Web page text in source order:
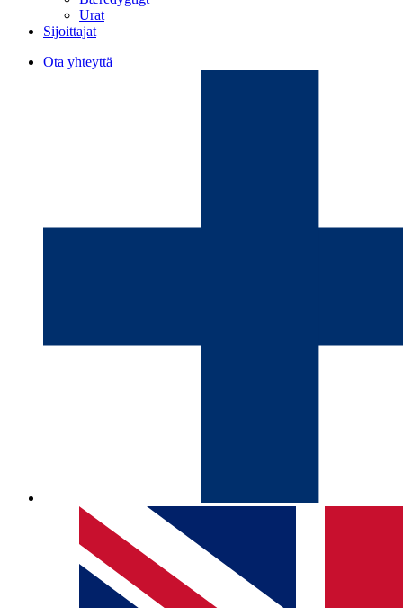
Urat
Sijoittajat
Ota yhteyttä